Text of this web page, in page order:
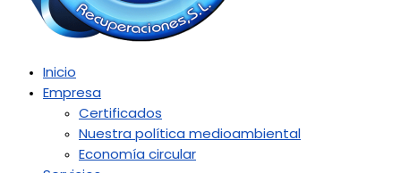
Inicio
Empresa
Certificados
Nuestra política medioambiental
Economía circular